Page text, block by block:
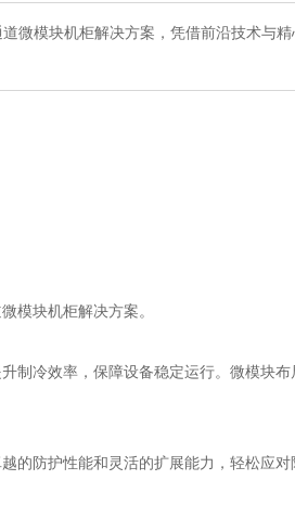
微模块机柜解决方案，凭借前沿技术与
模块机柜解决方案。
冷效率，保障设备稳定运行。微模块布
防护性能和灵活的扩展能力，轻松应对